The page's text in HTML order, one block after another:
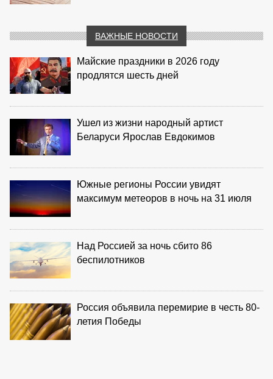
ВАЖНЫЕ НОВОСТИ
Майские праздники в 2026 году
продлятся шесть дней
Ушел из жизни народный артист
Беларуси Ярослав Евдокимов
Южные регионы России увидят
максимум метеоров в ночь на 31 июля
Над Россией за ночь сбито 86
беспилотников
Россия объявила перемирие в честь 80-
летия Победы